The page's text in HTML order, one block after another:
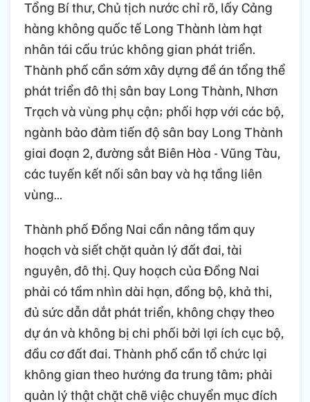
Tổng Bí thư, Chủ tịch nước chỉ rõ, lấy Cảng
hàng không quốc tế Long Thành làm hạt
nhân tái cấu trúc không gian phát triển.
Thành phố cần sớm xây dựng đề án tổng thể
phát triển đô thị sân bay Long Thành, Nhơn
Trạch và vùng phụ cận; phối hợp với các bộ,
ngành bảo đảm tiến độ sân bay Long Thành
giai đoạn 2, đường sắt Biên Hòa - Vũng Tàu,
các tuyến kết nối sân bay và hạ tầng liên
vùng…
Thành phố Đồng Nai cần nâng tầm quy
hoạch và siết chặt quản lý đất đai, tài
nguyên, đô thị. Quy hoạch của Đồng Nai
phải có tầm nhìn dài hạn, đồng bộ, khả thi,
đủ sức dẫn dắt phát triển, không chạy theo
dự án và không bị chi phối bởi lợi ích cục bộ,
đầu cơ đất đai. Thành phố cần tổ chức lại
không gian theo hướng đa trung tâm; phải
quản lý thật chặt chẽ việc chuyển mục đích